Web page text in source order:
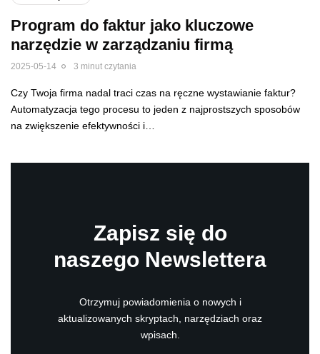
Program do faktur jako kluczowe
narzędzie w zarządzaniu firmą
2025-05-14 3 minut czytania
Czy Twoja firma nadal traci czas na ręczne wystawianie faktur?
Automatyzacja tego procesu to jeden z najprostszych sposobów
na zwiększenie efektywności i…
Zapisz się do
naszego Newslettera
Otrzymuj powiadomienia o nowych i
aktualizowanych skryptach, narzędziach oraz
wpisach.